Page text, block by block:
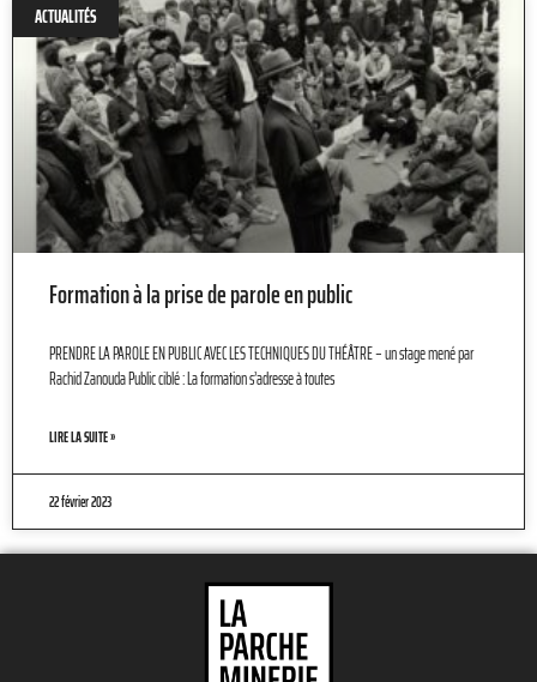
ACTUALITÉS
Formation à la prise de parole en public
PRENDRE LA PAROLE EN PUBLIC AVEC LES TECHNIQUES DU THÉÂTRE – un stage mené par
Rachid Zanouda Public ciblé : La formation s’adresse à toutes
LIRE LA SUITE »
22 février 2023